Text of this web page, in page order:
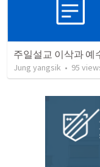
주일설교 이삭과 예
Jung yangsik • 95